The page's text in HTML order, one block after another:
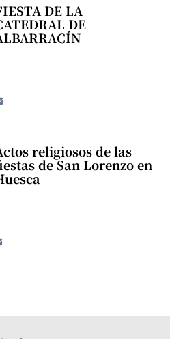
DE LA
DE
religiosos de las
de San Lorenzo en